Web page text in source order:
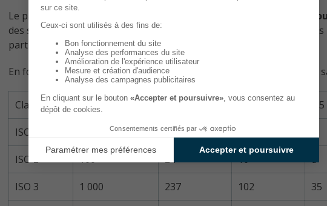
Le paramètre réglementant les salles blanches est la quantité de
des salles est réalisée en comptabilisant le nombre de particules dans
particules.
En fonction de la concentration, une
est attribuée à la
Classe 0,1 µm 0,2 µm 0,3 µm
ISO 1 d
ISO 2 100 24 10 d
ISO 3 1 000 237 102 35